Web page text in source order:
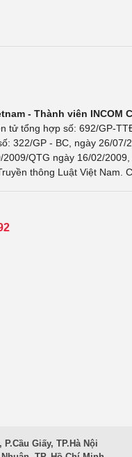
- Thành viên INCOM
tử tổng hợp số: 692/GP-
322/GP - BC, ngày 26/
QTG ngày 16/02/
thông Luật Việt Nam.
Giấy, TP.Hà Nội